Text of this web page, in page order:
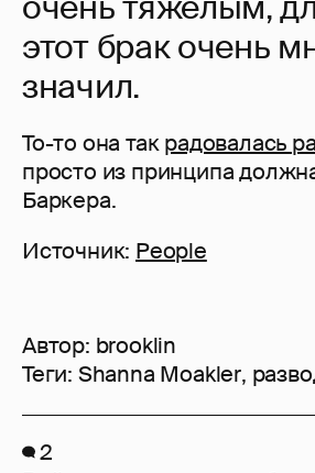
этот брак очень
значил.
То-то она такрадовалась
просто из принципа
Баркера.
Источник: People
Автор: brooklin
Теги: Shanna Moakler,
2